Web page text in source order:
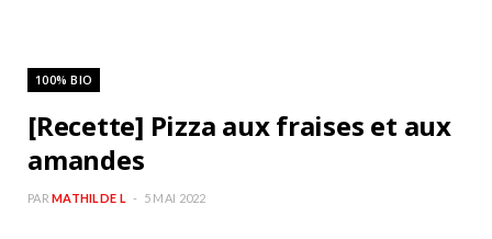
100% BIO
[Recette] Pizza aux fraises et aux
amandes
PAR MATHILDE L 5 MAI 2022